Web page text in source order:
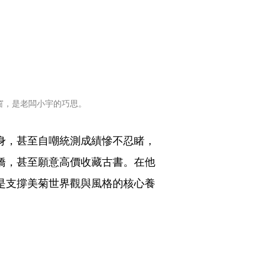
是老闆小宇的巧思。
甚至自嘲統測成績慘不忍睹，
甚至願意高價收藏古書。在他
撐美菊世界觀與風格的核心養